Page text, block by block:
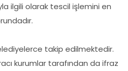
ilgili olarak tescil işlemini en
takip edilmektedir.
kurumlar tarafından da ifraz